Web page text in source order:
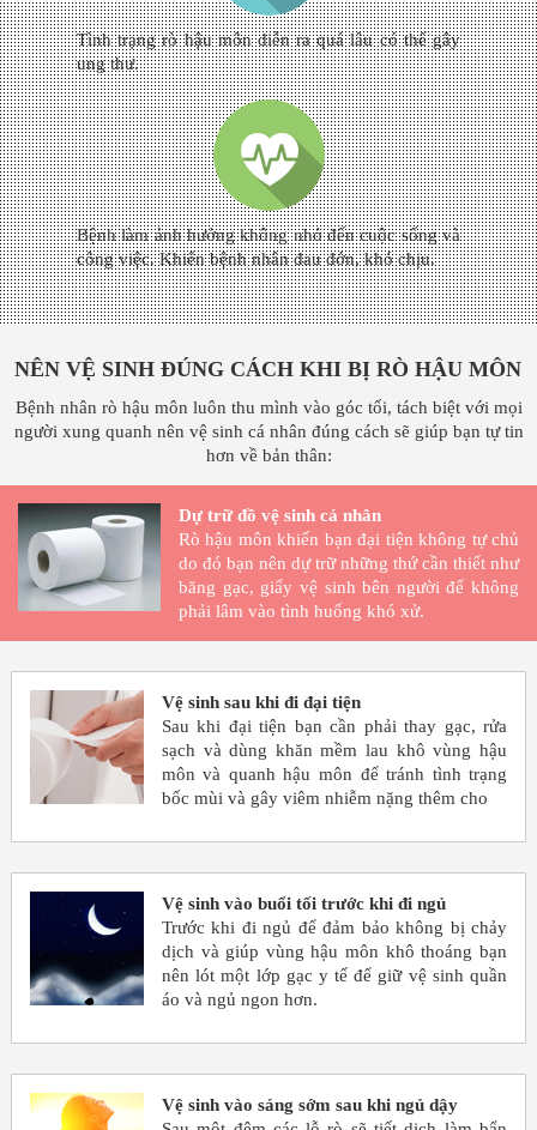
Tình trạng rò hậu môn diễn ra quá lâu có thể gây
ung thư.
Bệnh làm ảnh hưởng không nhỏ đến cuộc sống và
công việc. Khiến bệnh nhân đau đớn, khó chịu.
NÊN VỆ SINH ĐÚNG CÁCH KHI BỊ RÒ HẬU MÔN
Bệnh nhân rò hậu môn luôn thu mình vào góc tối, tách biệt với mọi
người xung quanh nên vệ sinh cá nhân đúng cách sẽ giúp bạn tự tin
hơn về bản thân:
Dự trữ đồ vệ sinh cá nhân
Rò hậu môn khiến bạn đại tiện không tự chủ
do đó bạn nên dự trữ những thứ cần thiết như
băng gạc, giấy vệ sinh bên người để không
phải lâm vào tình huống khó xử.
Vệ sinh sau khi đi đại tiện
Sau khi đại tiện bạn cần phải thay gạc, rửa
sạch và dùng khăn mềm lau khô vùng hậu
môn và quanh hậu môn để tránh tình trạng
bốc mùi và gây viêm nhiễm nặng thêm cho
Vệ sinh vào buổi tối trước khi đi ngủ
Trước khi đi ngủ để đảm bảo không bị chảy
dịch và giúp vùng hậu môn khô thoáng bạn
nên lót một lớp gạc y tế để giữ vệ sinh quần
áo và ngủ ngon hơn.
Vệ sinh vào sáng sớm sau khi ngủ dậy